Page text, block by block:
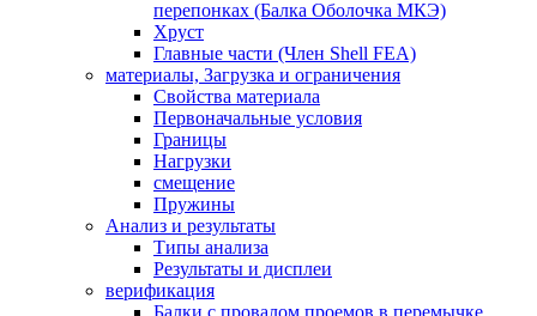
перепонках (Балка Оболочка МКЭ)
Хруст
Главные части (Член Shell FEA)
материалы, Загрузка и ограничения
Свойства материала
Первоначальные условия
Границы
Нагрузки
смещение
Пружины
Анализ и результаты
Типы анализа
Результаты и дисплеи
верификация